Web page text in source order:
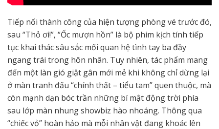
Tiếp nối thành công của hiện tượng phòng vé trước đó,
sau “Thỏ ơi!”, “Ốc mượn hồn” là bộ phim kịch tính tiếp
tục khai thác sâu sắc mối quan hệ tình tay ba đầy
ngang trái trong hôn nhân. Tuy nhiên, tác phẩm mang
đến một làn gió giật gân mới mẻ khi không chỉ dừng lại
ở màn tranh đấu “chính thất – tiểu tam” quen thuộc, mà
còn mạnh dạn bóc trần những bí mật động trời phía
sau lớp màn nhung showbiz hào nhoáng. Thông qua
“chiếc vỏ” hoàn hảo mà mỗi nhân vật đang khoác lên